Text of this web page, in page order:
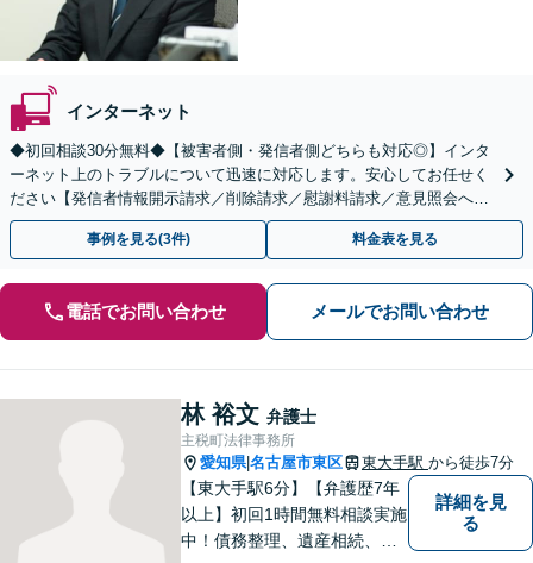
インターネット
◆初回相談30分無料◆【被害者側・発信者側どちらも対応◎】インタ
ーネット上のトラブルについて迅速に対応します。安心してお任せく
ださい【発信者情報開示請求／削除請求／慰謝料請求／意見照会への
対応】
事例を見る(3件) 料金表を見る
電話でお問い合わせ メールでお問い合わせ
林 裕文 弁護士
主税町法律事務所
愛知県|名古屋市東区 東大手駅 から徒歩7分
【東大手駅6分】【弁護歴7年
以上】初回1時間無料相談実施
中！債務整理、遺産相続、離
詳細を見
る